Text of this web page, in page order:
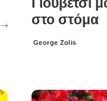
Γιουβέτσι
στο στόμα
Posted
George Zolis